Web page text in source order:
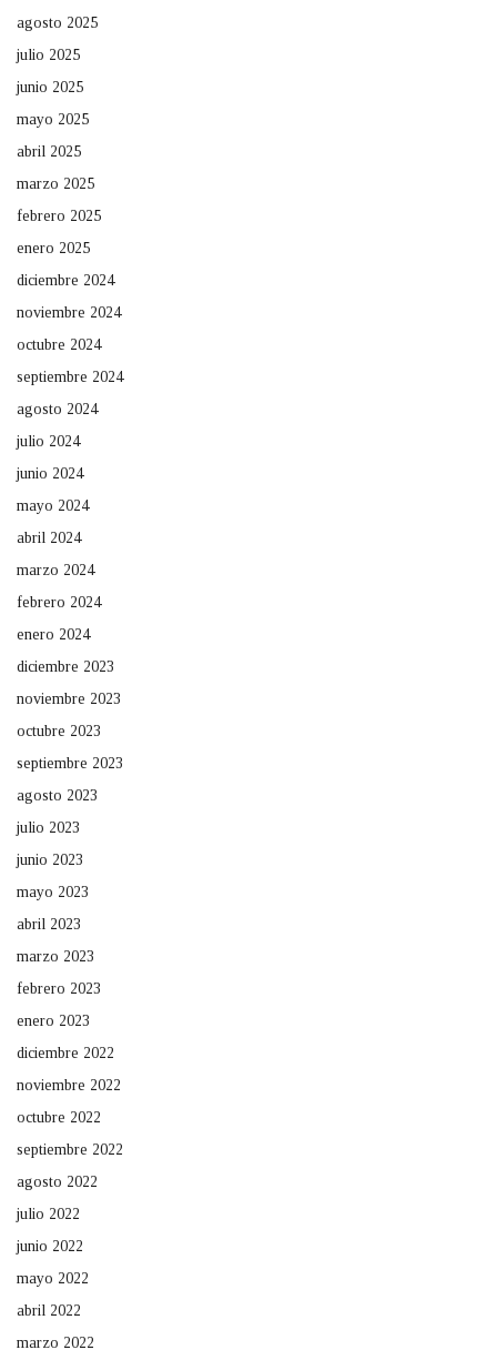
agosto 2025
julio 2025
junio 2025
mayo 2025
abril 2025
marzo 2025
febrero 2025
enero 2025
diciembre 2024
noviembre 2024
octubre 2024
septiembre 2024
agosto 2024
julio 2024
junio 2024
mayo 2024
abril 2024
marzo 2024
febrero 2024
enero 2024
diciembre 2023
noviembre 2023
octubre 2023
septiembre 2023
agosto 2023
julio 2023
junio 2023
mayo 2023
abril 2023
marzo 2023
febrero 2023
enero 2023
diciembre 2022
noviembre 2022
octubre 2022
septiembre 2022
agosto 2022
julio 2022
junio 2022
mayo 2022
abril 2022
marzo 2022